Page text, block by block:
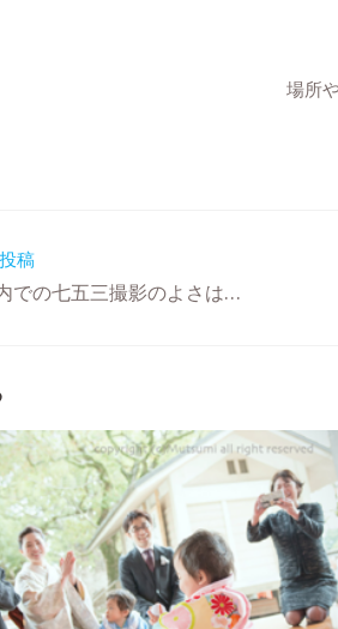
場所
稿
での七五三撮影のよさは…